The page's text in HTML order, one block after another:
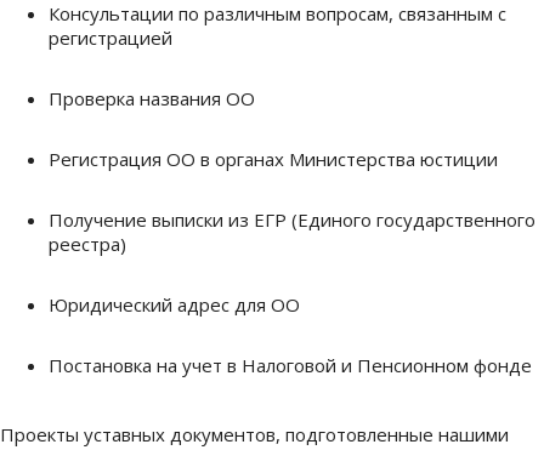
Консультации по различным вопросам, связанным с
регистрацией
Проверка названия ОО
Регистрация ОО в органах Министерства юстиции
Получение выписки из ЕГР (Единого государственного
реестра)
Юридический адрес для ОО
Постановка на учет в Налоговой и Пенсионном фонде
Проекты уставных документов, подготовленные нашими